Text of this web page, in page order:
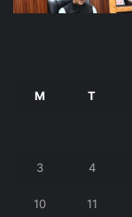
M T
3 4
10 11